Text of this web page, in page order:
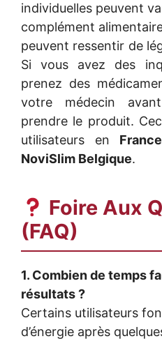
individuelles peuvent
complément
peuvent ressentir de
Si vous avez des
prenez des
votre médecin
prendre le produit.
utilisateurs en France
NoviSlim Belgique.
Foire Aux
(FAQ)
1. Combien de temps
résultats ?
Certains utilisateurs
d’énergie après